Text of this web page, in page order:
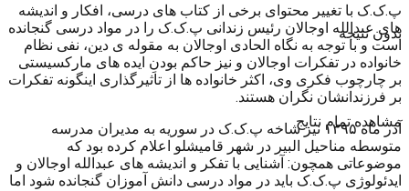
بدون نتیجه
مشاهده تمام نتایج
پ.ک.ک با تغییر محتوای برخی از کتاب های درسی، افکار و اندیشه
های عبدالله اوجالان رئیس زندانی پ.ک.ک را در مواد درسی گنجانده
است و با توجه به نگاه الحادی اوجالان به مقوله ی دین، نفی نظام
خانواده در تفکرات اوجالان و نیز حاکم بودنِ ایده های مارکسیستی
بر چارچوب فکری وی، اکثر خانواده ها از تاثیرگذاری اینگونه تفکرات
بر فرزندانشان نگران هستند.
آذر ماه ۱۳۹۵ نیز شاخه پ.ک.ک در سوریه به مدیران مدرسه
متوسطه مناحیل البیر در شهر قامیشلو اعلام کرده بود که
موضوعاتی همچون: آشنایی با تفکر و اندیشه های عبدالله اوجالان و
ایدئولوژی پ.ک.ک باید در مواد درسی دانش آموزان گنجانده شود اما